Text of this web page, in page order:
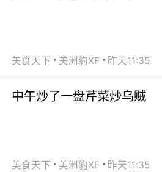
美食天下 美洲豹XF 昨天11:35
中午炒了一盘芹菜炒乌贼
美食天下 美洲豹XF 昨天11:35